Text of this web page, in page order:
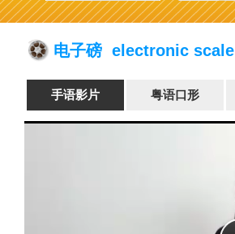
电子磅 electronic scale
手语影片 粤语口形